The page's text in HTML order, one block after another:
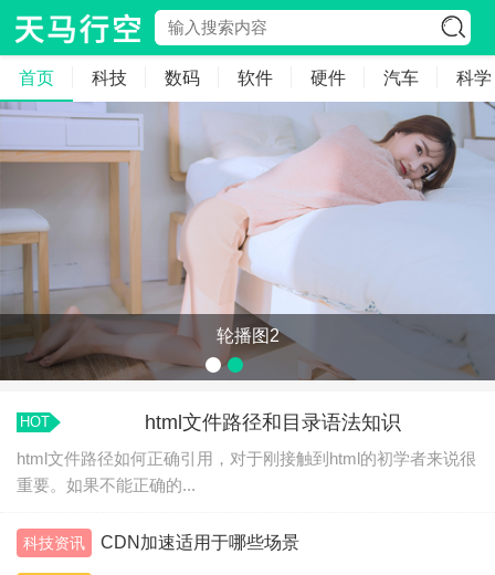
首页 科技 数码 软件 硬件 汽车 科学
轮播图1
HOT html文件路径和目录语法知识
html文件路径如何正确引用，对于刚接触到html的初学者来说很
重要。如果不能正确的...
科技资讯 CDN加速适用于哪些场景